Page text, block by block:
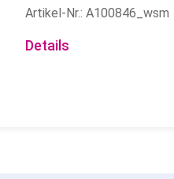
Artikel-Nr.: A100846_wsm
Details